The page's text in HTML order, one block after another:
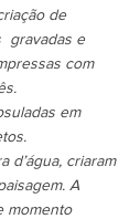
de
gravadas e
com
em
d’água, criaram
A
momento